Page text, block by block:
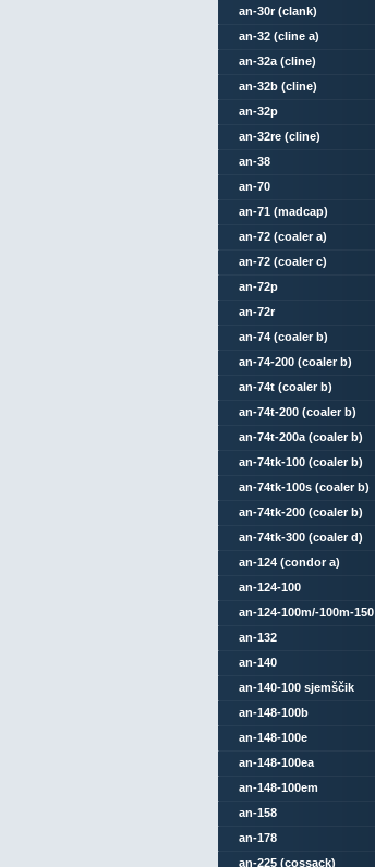
an-30r (clank)
an-32 (cline a)
an-32a (cline)
an-32b (cline)
an-32p
an-32re (cline)
an-38
an-70
an-71 (madcap)
an-72 (coaler a)
an-72 (coaler c)
an-72p
an-72r
an-74 (coaler b)
an-74-200 (coaler b)
an-74t (coaler b)
an-74t-200 (coaler b)
an-74t-200a (coaler b)
an-74tk-100 (coaler b)
an-74tk-100s (coaler b)
an-74tk-200 (coaler b)
an-74tk-300 (coaler d)
an-124 (condor a)
an-124-100
an-124-100m/-100m-150
an-132
an-140
an-140-100 sjemščik
an-148-100b
an-148-100e
an-148-100ea
an-148-100em
an-158
an-178
an-225 (cossack)